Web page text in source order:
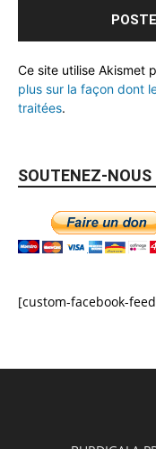
Ce site utilise Akismet
plus sur la façon dont
traitées.
SOUTENEZ-NOUS
[custom-facebook-